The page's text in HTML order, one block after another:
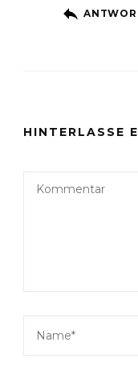
HINTERLASSE